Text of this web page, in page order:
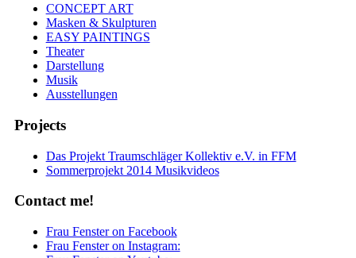
CONCEPT ART
Masken & Skulpturen
EASY PAINTINGS
Theater
Darstellung
Musik
Ausstellungen
Projects
Das Projekt Traumschläger Kollektiv e.V. in FFM
Sommerprojekt 2014 Musikvideos
Contact me!
Frau Fenster on Facebook
Frau Fenster on Instagram: